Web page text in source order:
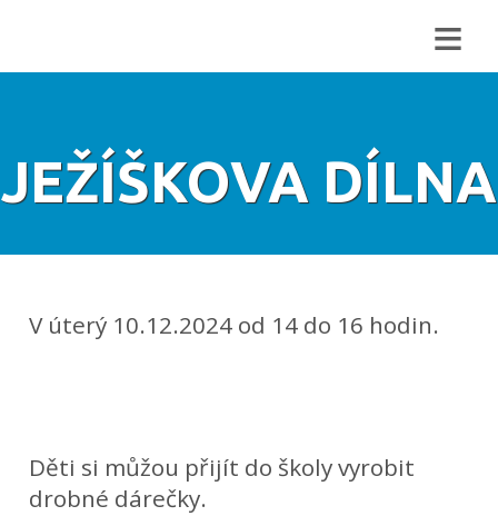
≡
JEŽÍŠKOVA DÍLNA
V úterý 10.12.2024 od 14 do 16 hodin.
Děti si můžou přijít do školy vyrobit
drobné dárečky.